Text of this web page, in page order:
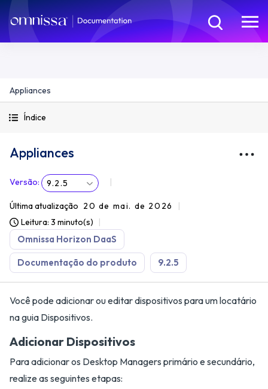
Appliances
Índice
Appliances
Versão: 9.2.5
Última atualização 20 de mai. de 2026
Leitura: 3 minuto(s)
Omnissa Horizon DaaS
Documentação do produto 9.2.5
Você pode adicionar ou editar dispositivos para um locatário
na guia Dispositivos.
Adicionar Dispositivos
Para adicionar os Desktop Managers primário e secundário,
realize as seguintes etapas: